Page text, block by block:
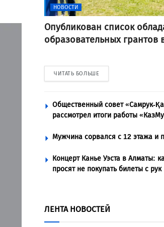
НОВОСТИ
Опубликован список
образовательных грантов
ЧИТАТЬ БОЛЬШЕ
Общественный совет «Самрук-
рассмотрел итоги работы
Мужчина сорвался с 12 этажа и
Концерт Канье Уэста в Алматы:
просят не покупать билеты с рук
ЛЕНТА НОВОСТЕЙ